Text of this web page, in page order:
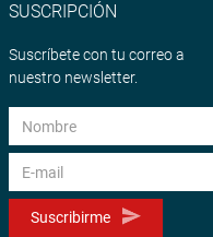
SUSCRIPCIÓN
Suscríbete con tu correo a
nuestro newsletter.
Suscribirme